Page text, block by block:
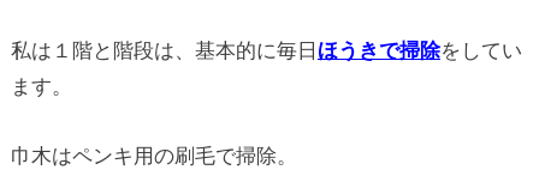
私は１階と階段は、基本的に毎日ほうきで掃除をしてい
ます。
巾木はペンキ用の刷毛で掃除。